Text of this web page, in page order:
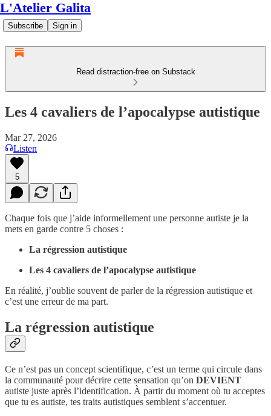
L'Atelier Galita
Subscribe Sign in
Read distraction-free on Substack
Les 4 cavaliers de l’apocalypse autistique
Mar 27, 2026
Listen
5
Chaque fois que j’aide informellement une personne autiste je la
mets en garde contre 5 choses :
La régression autistique
Les 4 cavaliers de l’apocalypse autistique
En réalité, j’oublie souvent de parler de la régression autistique et
c’est une erreur de ma part.
La régression autistique
Ce n’est pas un concept scientifique, c’est un terme qui circule dans
la communauté pour décrire cette sensation qu’on DEVIENT
autiste juste après l’identification. À partir du moment où tu acceptes
que tu es autiste, tes traits autistiques semblent s’accentuer.